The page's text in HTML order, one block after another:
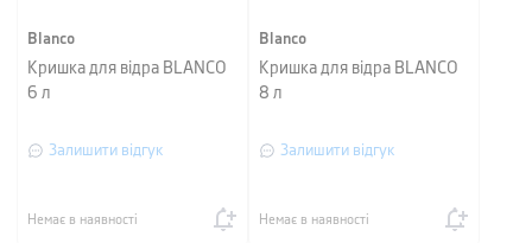
Blanco
Кришка для відра BLANCO
6 л
Залишити відгук
Немає в наявності
Blanco
Кришка для відра BLANCO
8 л
Залишити відгук
Немає в наявності